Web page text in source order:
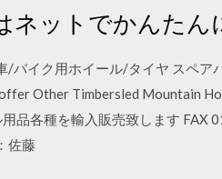
ネットでかんたん
バイク用ホイール/タイヤ スペア
Other Timbersled Mountain
品各種を輸入販売致します
佐藤